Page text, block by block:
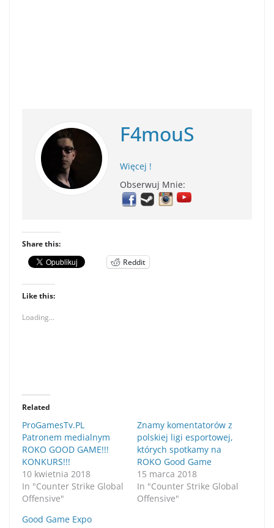
F4mouS
Więcej !
Obserwuj Mnie:
Share this:
Reddit
Like this:
Loading...
Related
ProGamesTv.PL
Patronem medialnym
ROKO GOOD GAME!!!
KONKURS!!!
10 kwietnia 2018
In "Counter Strike Global
Offensive"
Znamy komentatorów z
polskiej ligi esportowej,
których spotkamy na
ROKO Good Game
15 marca 2018
In "Counter Strike Global
Offensive"
Good Game Expo